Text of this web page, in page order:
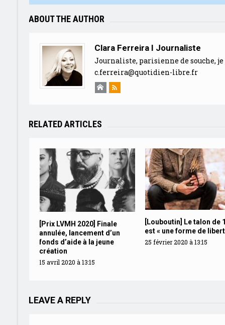
ABOUT THE AUTHOR
Clara Ferreira I Journaliste
Journaliste, parisienne de souche,
c.ferreira@quotidien-libre.fr
RELATED ARTICLES
[Prix LVMH 2020] Finale
annulée, lancement d’un
fonds d’aide à la jeune
création
15 avril 2020 à 13:15
[Louboutin] Le talon de
est « une forme de
25 février 2020 à 13:15
LEAVE A REPLY